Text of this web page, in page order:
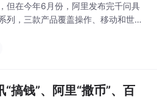
但在今年6月份，阿里发布完千问具
，三款产品覆盖操作、移动和世界
德启动了新加坡扫街榜，比如最近举
搞钱”、阿里“撒币”、百